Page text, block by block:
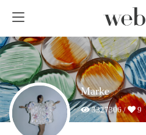
Marke
3327306 / 9